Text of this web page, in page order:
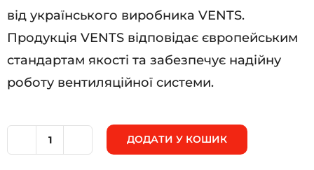
від українського виробника VENTS.
Продукція VENTS відповідає європейським
стандартам якості та забезпечує надійну
роботу вентиляційної системи.
ДОДАТИ У КОШИК